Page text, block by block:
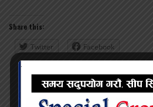
Share this:
Twitter Facebook